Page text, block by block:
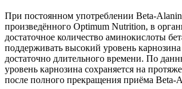
При постоянном употреблении Beta-
произведённого Optimum Nutrition, в
достаточное количество аминокислоты
поддерживать высокий уровень
достаточно длительного времени. По
уровень карнозина сохраняется на
после полного прекращения приёма Beta-